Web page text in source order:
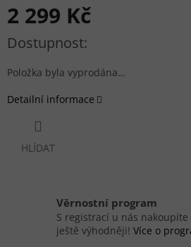
2 299 Kč
Měrná cena:
Položka byla vyprodána…
Detailní informace
HLÍDAT
Věrnostní program
S registrací u nás nakoupíte
ještě výhodněji! Více o